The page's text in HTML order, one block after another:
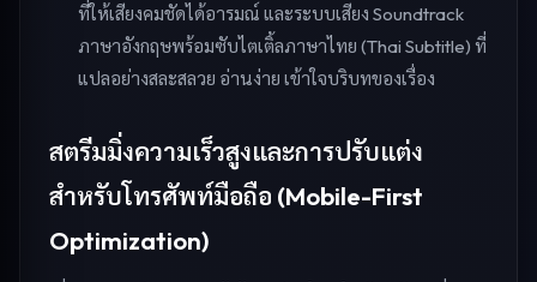
ที่ให้เสียงคมชัดได้อารมณ์ และระบบเสียง Soundtrack
ภาษาอังกฤษพร้อมซับไตเติ้ลภาษาไทย (Thai Subtitle) ที่
แปลอย่างสละสลวย อ่านง่าย เข้าใจบริบทของเรื่อง
สตรีมมิ่งความเร็วสูงและการปรับแต่ง
สำหรับโทรศัพท์มือถือ (Mobile-First
Optimization)